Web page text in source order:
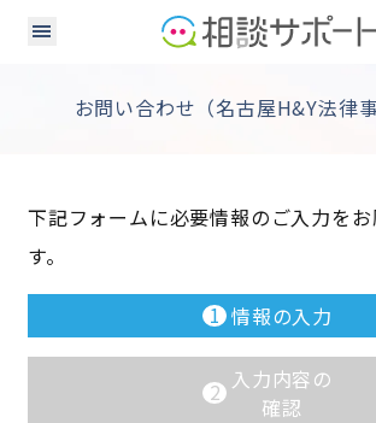
お問い合わせ（名古屋H&Y法律事
下記フォームに必要情報のご入力を
す。
1 情報の入力
2 入力内容の
確認